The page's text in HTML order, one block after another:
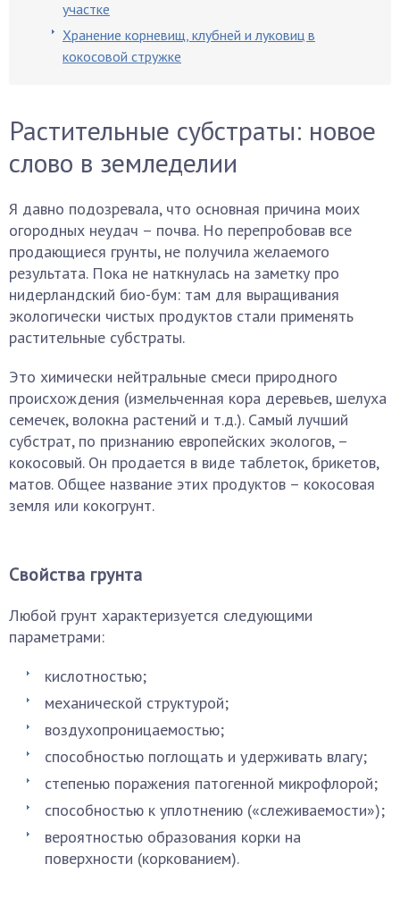
участке
Хранение корневищ, клубней и луковиц в
кокосовой стружке
Растительные субстраты: новое
слово в земледелии
Я давно подозревала, что основная причина моих
огородных неудач – почва. Но перепробовав все
продающиеся грунты, не получила желаемого
результата. Пока не наткнулась на заметку про
нидерландский био-бум: там для выращивания
экологически чистых продуктов стали применять
растительные субстраты.
Это химически нейтральные смеси природного
происхождения (измельченная кора деревьев, шелуха
семечек, волокна растений и т.д.). Самый лучший
субстрат, по признанию европейских экологов, –
кокосовый. Он продается в виде таблеток, брикетов,
матов. Общее название этих продуктов – кокосовая
земля или кокогрунт.
Свойства грунта
Любой грунт характеризуется следующими
параметрами:
кислотностью;
механической структурой;
воздухопроницаемостью;
способностью поглощать и удерживать влагу;
степенью поражения патогенной микрофлорой;
способностью к уплотнению («слеживаемости»);
вероятностью образования корки на
поверхности (коркованием).